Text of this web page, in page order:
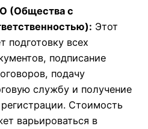
(Общества с
Этот
подготовку всех
подписание
подачу
службу и получение
Стоимость
варьироваться в